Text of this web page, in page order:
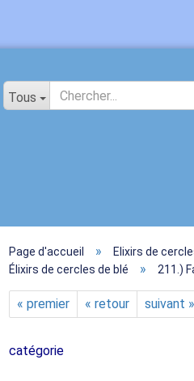
Tous
Page d'accueil » Elixirs de
Élixirs de cercles de blé » 211.)
« premier « retour suivant »
catégorie